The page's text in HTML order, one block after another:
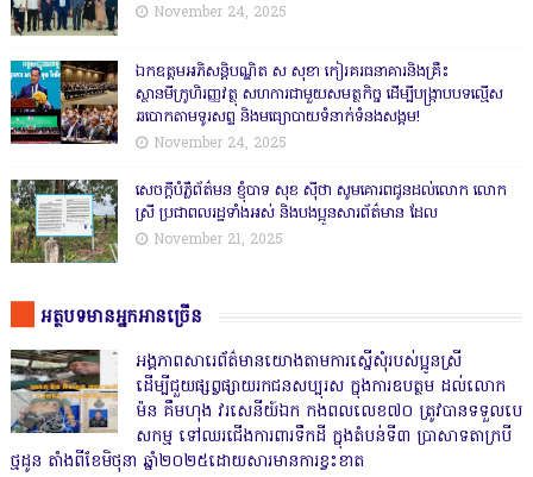
November 24, 2025
ឯកឧត្តមអភិសន្តិបណ្ឌិត ស សុខា កៀរគរធនាគារនិងគ្រឹះ
ស្ថានមីក្រូហិរញ្ញវត្ថុ សហការជាមួយសមត្ថកិច្ច ដើម្បីបង្ក្រាបបទល្មើស
ឆបោកតាមទូរសព្ទ និងមធ្យោបាយទំនាក់ទំនងសង្គម!
November 24, 2025
សេចក្តីបំភ្លឺព័ត៌មន ខ្ញុំបាទ សុខ សុីថា សូមគោរពជូនដល់លោក លោក
ស្រី ប្រជាពលរដ្ឋទាំងអស់ និងបងប្អូនសារព័ត៌មាន ដែល
November 21, 2025
អត្ថបទមានអ្នកអានច្រើន
អង្គភាពសារេព័ត៌មានយោងតាមការស្នើសុំរបស់ប្អូនស្រី
ដើម្បីជួយផ្សព្វផ្សាយរកជនសប្បុរស ក្នុងការឧបត្ថម ដល់លោក
ម៉ន គឹមហុង វរសេនីយ៍ឯក កងពលលេខ៧០ ត្រូវបានទទួលបេ
សកម្ម ទៅឈរជើងការពារទឹកដី ក្នុងតំបន់ទី៣ ប្រាសាទតាក្របី
ថ្មដូន តាំងពីខែមិថុនា ឆ្នាំ២០២៥ដោយសារមានការខ្វះខាត